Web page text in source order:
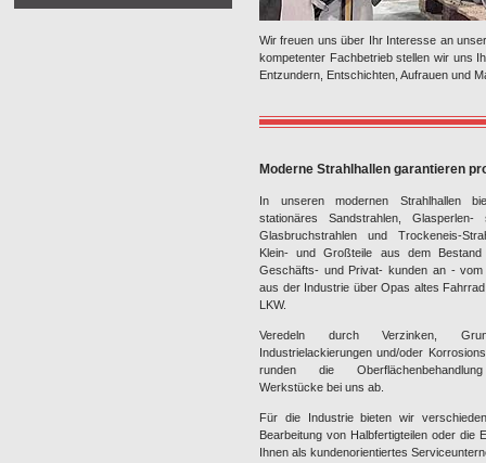
Wir freuen uns über Ihr Interesse an
kompetenter Fachbetrieb stellen wir uns
Entzundern, Entschichten, Aufrauen und
Moderne Strahlhallen garantieren
In unseren modernen Strahlhallen
stationäres Sandstrahlen, Glasperlen-
Glasbruchstrahlen und Trockeneis-
Klein- und Großteile aus dem Bestand
Geschäfts- und Privat- kunden an - vom
aus der Industrie über Opas altes
LKW.
Veredeln durch Verzinken,
Industrielackierungen und/oder
runden die
Werkstücke bei uns ab.
Für die Industrie bieten wir
Bearbeitung von Halbfertigteilen oder die
Ihnen als kundenorientiertes